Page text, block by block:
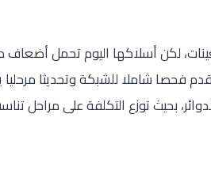
لكن أسلاكها اليوم تحمل
شاملا للشبكة وتحديثا مرحليا
بحيث توزع التكلفة على مراحل